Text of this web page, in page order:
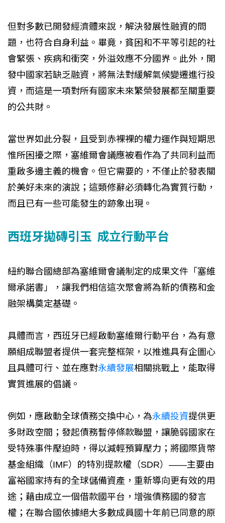
但對多數已開發經濟體來說，解決發展性融資的問
題，也符合自身利益。畢竟，貧困和不平等引起的社
會緊張、疾病和衝突，外溢效應不分國界。此外，開
發中國家若缺乏融資，將無法對緩解氣候變遷進行投
資，而這是一項對所有國家未來繁榮發展都至關重要
的公共財。
當世界如此分裂，且受到赤裸裸的權力運作與短期思
惟所困擾之際，塞維爾會議應被看作為了共同利益而
重啟多邊主義的機會。但它需要的，不僅止於發表關
於美好未來的演說；這類修辭必須轉化為實質行動，
而且已有一些可能發生的跡象出現。
西班牙拋磚引玉 成立行動平台
紐約聯合國總部為塞維爾會議制定的成果文件「塞維
爾承諾書」，讓我們相信這次聚會將為新的債務和金
融架構奠定基礎。
具體而言，西班牙已經啟動塞維爾行動平台，為有意
願組成聯盟者提供一套完整框架，以推進具有企圖心
且具體可行、並在應對永續發展相關挑戰上，能取得
實質進展的倡議。
例如，應啟動全球債務交換中心，為永續投資提供更
多財政空間；發起債務暫停條款聯盟，讓脆弱國家在
受特殊事件壓迫時，得以減輕預算壓力；將國際貨幣
基金組織（IMF）的特別提款權（SDR）——主要由
富裕國家持有的全球儲備資產，重新導向更有效的用
途；藉由成立一個借款國平台，增強債務國的發言
權；在聯合國依據絕大多數成員國十年前已同意的原